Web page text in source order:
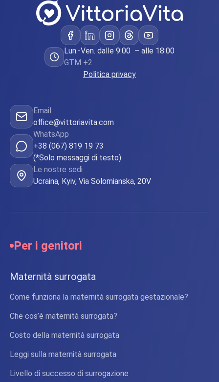
Lun.-Ven. dalle 9:00 – alle 18:00
GTM +2
Politica privacy
Email
office@vittoriavita.com
WhatsApp
+38 (067) 819 19 73
(*Solo messaggi di testo)
Le nostre sedi
Ucraina, Kyiv, Via Solomianska, 20V
Per i genitori
Maternità surrogata
Come funziona la maternità surrogata gestazionale?
Che cos’è maternità surrogata?
Costo della maternità surrogata
Leggi sulla maternità surrogata
Livello di successo di surrogazione